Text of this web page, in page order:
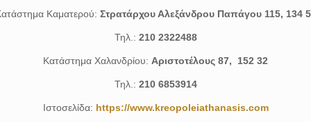
Καματερού: Στρατάρχου Αλεξάνδρου Παπάγου 115, 134
Τηλ.: 210 2322488
Κατάστημα Χαλανδρίου: Αριστοτέλους 87, 152 32
Τηλ.: 210 6853914
Ιστοσελίδα: https://www.kreopoleiathanasis.com